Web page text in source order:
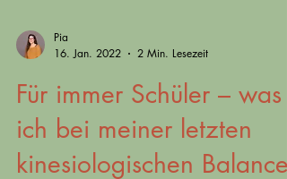
16. Jan. 2022
2 Min. Lesezeit
Für immer Schüler – was
ich bei meiner letzten